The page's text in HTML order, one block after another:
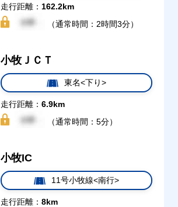
走行距離： 162.2km
（通常時間：2時間3分）
小牧ＪＣＴ
東名<下り>
走行距離： 6.9km
（通常時間：5分）
小牧IC
11号小牧線<南行>
走行距離： 8km